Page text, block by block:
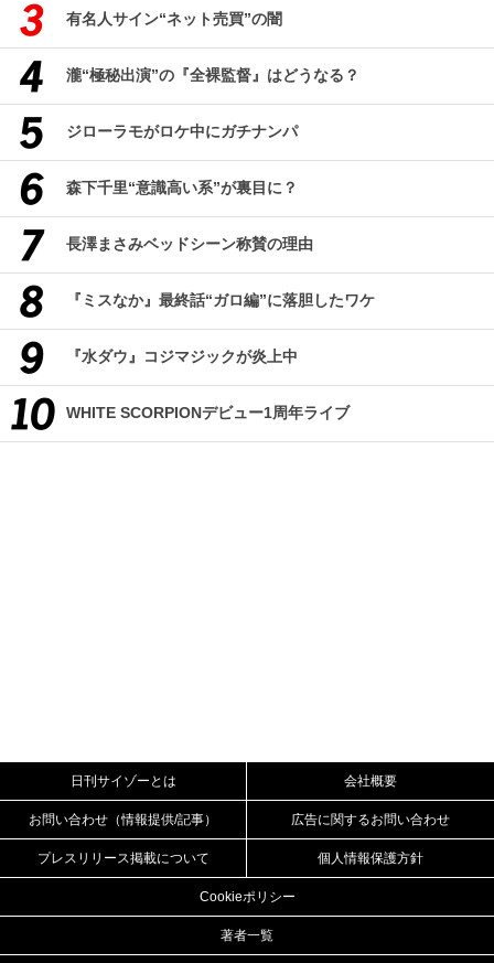
有名人サイン“ネット売買”の闇
瀧“極秘出演”の『全裸監督』はどうなる？
ジローラモがロケ中にガチナンパ
森下千里“意識高い系”が裏目に？
長澤まさみベッドシーン称賛の理由
『ミスなか』最終話“ガロ編”に落胆したワケ
『水ダウ』コジマジックが炎上中
WHITE SCORPIONデビュー1周年ライブ
日刊サイゾーとは 会社概要
お問い合わせ（情報提供/記事） 広告に関するお問い合わせ
プレスリリース掲載について 個人情報保護方針
Cookieポリシー
著者一覧